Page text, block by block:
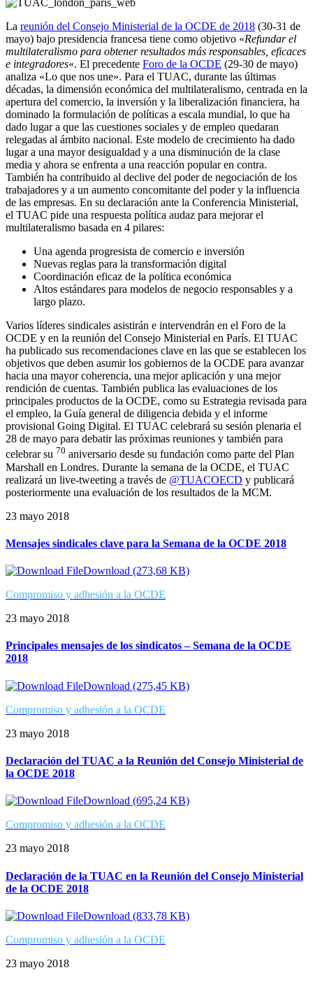
La reunión del Consejo Ministerial de la OCDE de 2018 (30-31 de
mayo) bajo presidencia francesa tiene como objetivo «Refundar el
multilateralismo para obtener resultados más responsables, eficaces
e integradores«. El precedente Foro de la OCDE (29-30 de mayo)
analiza «Lo que nos une». Para el TUAC, durante las últimas
décadas, la dimensión económica del multilateralismo, centrada en la
apertura del comercio, la inversión y la liberalización financiera, ha
dominado la formulación de políticas a escala mundial, lo que ha
dado lugar a que las cuestiones sociales y de empleo quedaran
relegadas al ámbito nacional. Este modelo de crecimiento ha dado
lugar a una mayor desigualdad y a una disminución de la clase
media y ahora se enfrenta a una reacción popular en contra.
También ha contribuido al declive del poder de negociación de los
trabajadores y a un aumento concomitante del poder y la influencia
de las empresas. En su declaración ante la Conferencia Ministerial,
el TUAC pide una respuesta política audaz para mejorar el
multilateralismo basada en 4 pilares:
Una agenda progresista de comercio e inversión
Nuevas reglas para la transformación digital
Coordinación eficaz de la política económica
Altos estándares para modelos de negocio responsables y a
largo plazo.
Varios líderes sindicales asistirán e intervendrán en el Foro de la
OCDE y en la reunión del Consejo Ministerial en París. El TUAC
ha publicado sus recomendaciones clave en las que se establecen los
objetivos que deben asumir los gobiernos de la OCDE para avanzar
hacia una mayor coherencia, una mejor aplicación y una mejor
rendición de cuentas. También publica las evaluaciones de los
principales productos de la OCDE, como su Estrategia revisada para
el empleo, la Guía general de diligencia debida y el informe
provisional Going Digital. El TUAC celebrará su sesión plenaria el
28 de mayo para debatir las próximas reuniones y también para
celebrar su 70 aniversario desde su fundación como parte del Plan
Marshall en Londres. Durante la semana de la OCDE, el TUAC
realizará un live-tweeting a través de @TUACOECD y publicará
posteriormente una evaluación de los resultados de la MCM.
23 mayo 2018
Mensajes sindicales clave para la Semana de la OCDE 2018
Download (273,68 KB)
Compromiso y adhesión a la OCDE
23 mayo 2018
Principales mensajes de los sindicatos – Semana de la OCDE
2018
Download (275,45 KB)
Compromiso y adhesión a la OCDE
23 mayo 2018
Declaración del TUAC a la Reunión del Consejo Ministerial de
la OCDE 2018
Download (695,24 KB)
Compromiso y adhesión a la OCDE
23 mayo 2018
Declaración de la TUAC en la Reunión del Consejo Ministerial
de la OCDE 2018
Download (833,78 KB)
Compromiso y adhesión a la OCDE
23 mayo 2018